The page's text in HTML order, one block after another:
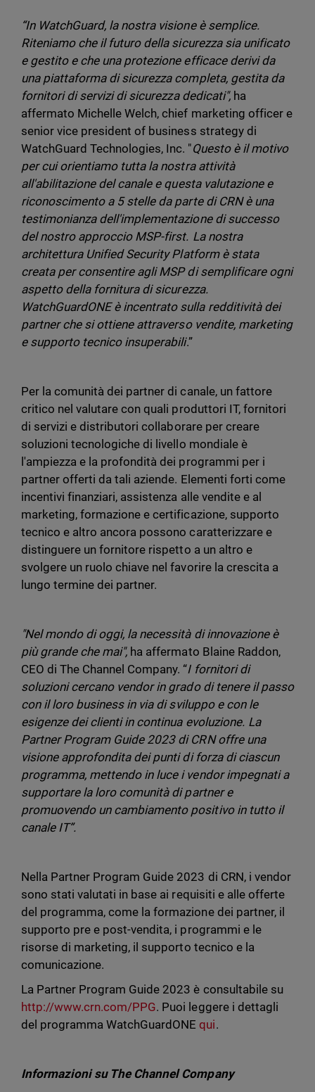
“In WatchGuard, la nostra visione è semplice.
Riteniamo che il futuro della sicurezza sia unificato
e gestito e che una protezione efficace derivi da
una piattaforma di sicurezza completa, gestita da
fornitori di servizi di sicurezza dedicati",ha
affermato Michelle Welch, chief marketing officer e
senior vice president of business strategy di
WatchGuard Technologies, Inc. "Questo è il motivo
per cui orientiamo tutta la nostra attività
all'abilitazione del canale e questa valutazione e
riconoscimento a 5 stelle da parte di CRN è una
testimonianza dell'implementazione di successo
del nostro approccio MSP-first. La nostra
architettura Unified Security Platform è stata
creata per consentire agli MSP di semplificare ogni
aspetto della fornitura di sicurezza.
WatchGuardONE è incentrato sulla redditività dei
partner che si ottiene attraverso vendite, marketing
e supporto tecnico insuperabili.”
Per la comunità dei partner di canale, un fattore
critico nel valutare con quali produttori IT, fornitori
di servizi e distributori collaborare per creare
soluzioni tecnologiche di livello mondiale è
l'ampiezza e la profondità dei programmi per i
partner offerti da tali aziende. Elementi forti come
incentivi finanziari, assistenza alle vendite e al
marketing, formazione e certificazione, supporto
tecnico e altro ancora possono caratterizzare e
distinguere un fornitore rispetto a un altro e
svolgere un ruolo chiave nel favorire la crescita a
lungo termine dei partner.
"Nel mondo di oggi, la necessità di innovazione è
più grande che mai", ha affermato Blaine Raddon,
CEO di The Channel Company. “I fornitori di
soluzioni cercano vendor in grado di tenere il passo
con il loro business in via di sviluppo e con le
esigenze dei clienti in continua evoluzione. La
Partner Program Guide 2023 di CRN offre una
visione approfondita dei punti di forza di ciascun
programma, mettendo in luce i vendor impegnati a
supportare la loro comunità di partner e
promuovendo un cambiamento positivo in tutto il
canale IT”.
Nella Partner Program Guide 2023 di CRN, i vendor
sono stati valutati in base ai requisiti e alle offerte
del programma, come la formazione dei partner, il
supporto pre e post-vendita, i programmi e le
risorse di marketing, il supporto tecnico e la
comunicazione.
La Partner Program Guide 2023 è consultabile su
http://www.crn.com/PPG. Puoi leggere i dettagli
del programma WatchGuardONEqui.
Informazioni su The Channel Company